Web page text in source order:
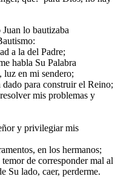
Juan lo bautizaba
a la del Padre;
habla Su Palabra
luz en mi sendero;
para construir el Reino;
mis problemas y
y privilegiar mis
en los hermanos;
de corresponder mal al
Su lado, caer, perderme.